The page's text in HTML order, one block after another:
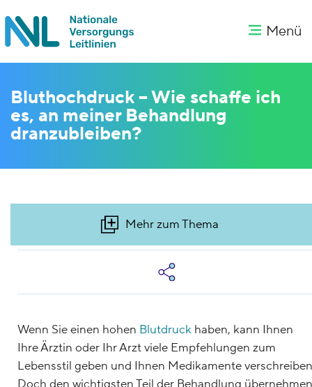
Menü
Bluthochdruck – Wie schaffe ich
es, an meiner Behandlung
dranzubleiben?
Mehr zum Thema
Wenn Sie einen hohen Blutdruck haben, kann Ihnen
Ihre Ärztin oder Ihr Arzt viele Empfehlungen zum
Lebensstil geben und Ihnen Medikamente